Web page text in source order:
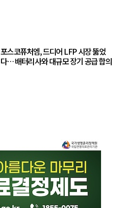
포스코퓨처엠, 드디어 LFP 시장 뚫었
다… 배터리사와 대규모 장기 공급 합의